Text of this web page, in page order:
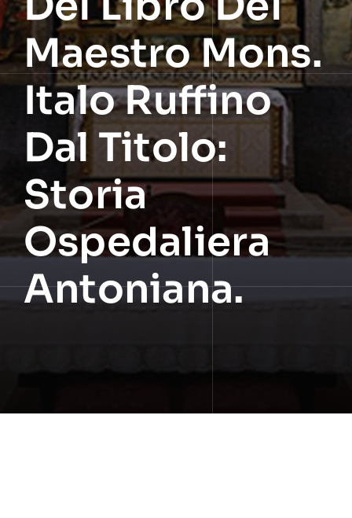
Maestro Mons.
Italo Ruffino
Dal Titolo:
Storia
Ospedaliera
Antoniana.